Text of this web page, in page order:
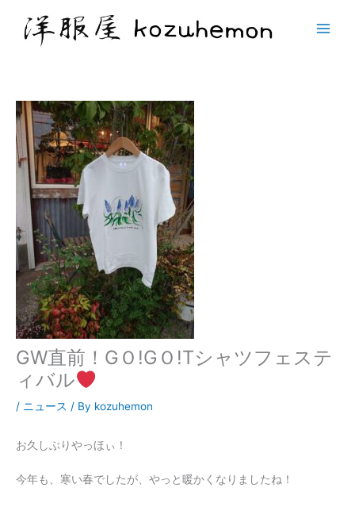
GW直前！GＯ!GＯ!Tシャツフェステ
ィバル
/ ニュース / By kozuhemon
お久しぶりやっほぃ！
今年も、寒い春でしたが、やっと暖かくなりましたね！